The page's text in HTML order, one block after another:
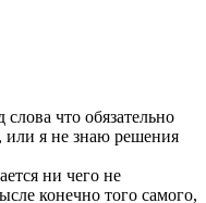
слова что обязательно
или я не знаю решения
ни чего не
конечно того самого,